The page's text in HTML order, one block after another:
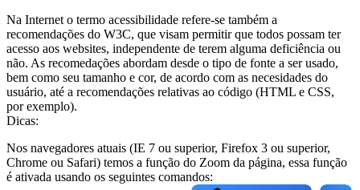
Na Internet o termo acessibilidade refere-se também a
recomendações do W3C, que visam permitir que todos possam ter
acesso aos websites, independente de terem alguma deficiência ou
não. As recomedações abordam desde o tipo de fonte a ser usado,
bem como seu tamanho e cor, de acordo com as necesidades do
usuário, até a recomendações relativas ao código (HTML e CSS,
por exemplo).
Dicas:
Nos navegadores atuais (IE 7 ou superior, Firefox 3 ou superior,
Chrome ou Safari) temos a função do Zoom da página, essa função
é ativada usando os seguintes comandos: